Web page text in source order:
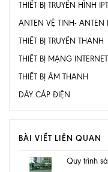
THIẾT BỊ TRUYỀN HÌNH
ANTEN VỆ TINH- ANTEN
THIẾT BỊ TRUYỀN THANH
THIẾT BỊ MẠNG INTERNET
THIẾT BỊ ÂM THANH
DÂY CÁP ĐIỆN
BÀI VIẾT LIÊN QUAN
Quy trình